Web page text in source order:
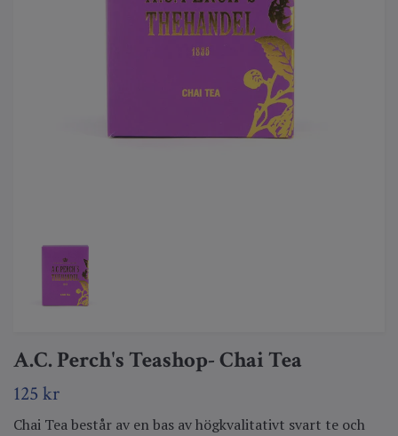
A.C. Perch's Teashop- Chai Tea
125 kr
Chai Tea består av en bas av högkvalitativt svart te och